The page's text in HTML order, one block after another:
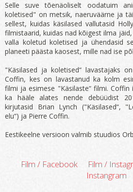
Selle suve tõenäoliselt oodatuim
koletised" on metsik, naeruväärne ja
sellest, kuidas käsilased vallutasid
filmistaarid, kuidas nad kõigest ilma
valla koletud koletised ja ühendasid
planeeti päästa kaosest, mille nad ise
"Käsilased ja koletised“ lavastajaks
Coffin, kes on lavastanud ka kolm
filmi ja esimese "Käsilaste“ filmi. Coffin
ka hääle alates nende debüüdist
kirjutasid Brian Lynch ("Käsilased“,
elu“) ja Pierre Coffin.
Eestikeelne versioon valmib stuudios
Film / Facebook Film /
Instangram